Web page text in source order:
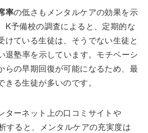
率の低さもメンタルケアの効果を示
K予備校の調査によると、定期的な
けている生徒は、そうでない生徒と
退塾率を示しています。モチベーシ
らの早期回復が可能になるため、最
る生徒が多いのです。
ターネット上の口コミサイトや
すると、メンタルケアの充実度は